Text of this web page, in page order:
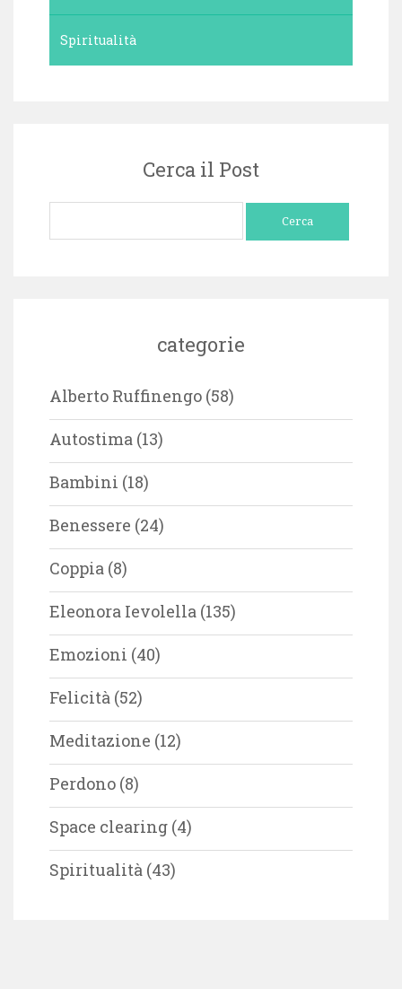
Spiritualità
Cerca il Post
categorie
Alberto Ruffinengo (58)
Autostima (13)
Bambini (18)
Benessere (24)
Coppia (8)
Eleonora Ievolella (135)
Emozioni (40)
Felicità (52)
Meditazione (12)
Perdono (8)
Space clearing (4)
Spiritualità (43)